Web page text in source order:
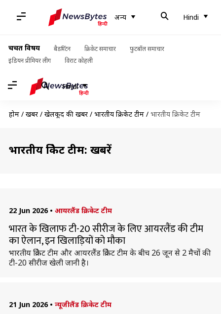
अन्य Hindi
चर्चित विषय बैडमिंटन क्रिकेट समाचार
फुटबॉल समाचार
इंडियन प्रीमियर लीग
विराट कोहली
Hindi
होम / खबरें / खेलकूद की खबरें / भारतीय क्रिकेट टीम / भारतीय क्रिकेट टीम
भारतीय क्रिकेट टीम: खबरें
22 Jun 2026 • आयरलैंड क्रिकेट टीम
भारत के खिलाफ टी-20 सीरीज के लिए आयरलैंड की टीम
का ऐलान, इन खिलाड़ियों को मौका
भारतीय क्रिकेट टीम और आयरलैंड क्रिकेट टीम के बीच 26 जून से 2 मैचों की
टी-20 सीरीज खेली जानी है।
21 Jun 2026 • न्यूजीलैंड क्रिकेट टीम